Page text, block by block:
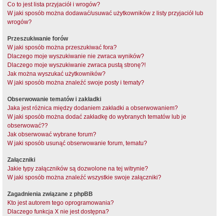
Co to jest lista przyjaciół i wrogów?
W jaki sposób można dodawać/usuwać użytkowników z listy przyjaciół lub
wrogów?
Przeszukiwanie forów
W jaki sposób można przeszukiwać fora?
Dlaczego moje wyszukiwanie nie zwraca wyników?
Dlaczego moje wyszukiwanie zwraca pustą stronę?!
Jak można wyszukać użytkowników?
W jaki sposób można znaleźć swoje posty i tematy?
Obserwowanie tematów i zakładki
Jaka jest różnica między dodaniem zakładki a obserwowaniem?
W jaki sposób można dodać zakładkę do wybranych tematów lub je
obserwować??
Jak obserwować wybrane forum?
W jaki sposób usunąć obserwowanie forum, tematu?
Załączniki
Jakie typy załączników są dozwolone na tej witrynie?
W jaki sposób można znaleźć wszystkie swoje załączniki?
Zagadnienia związane z phpBB
Kto jest autorem tego oprogramowania?
Dlaczego funkcja X nie jest dostępna?